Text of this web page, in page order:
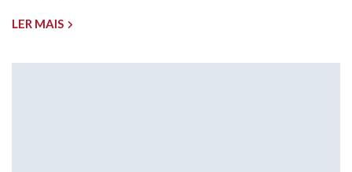
LER MAIS